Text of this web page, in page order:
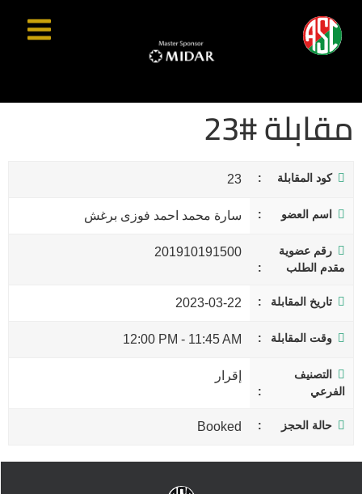
مقابلة #23
كود المقابلة 23
اسم العضو سارة محمد احمد فوزى برغش
رقم عضوية
مقدم الطلب
201910191500
تاريخ المقابلة 2023-03-22
وقت المقابلة 11:45 AM
-
12:00 PM
التصنيف
الفرعي
إقرار
حالة الحجز Booked